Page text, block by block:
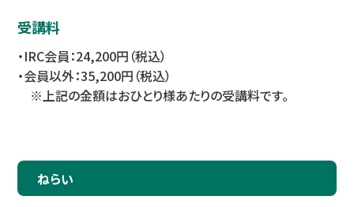
受講料
・IRC会員：24,200円（税込）
・会員以外：35,200円（税込）
※上記の金額はおひとり様あたりの受講料です。
ねらい